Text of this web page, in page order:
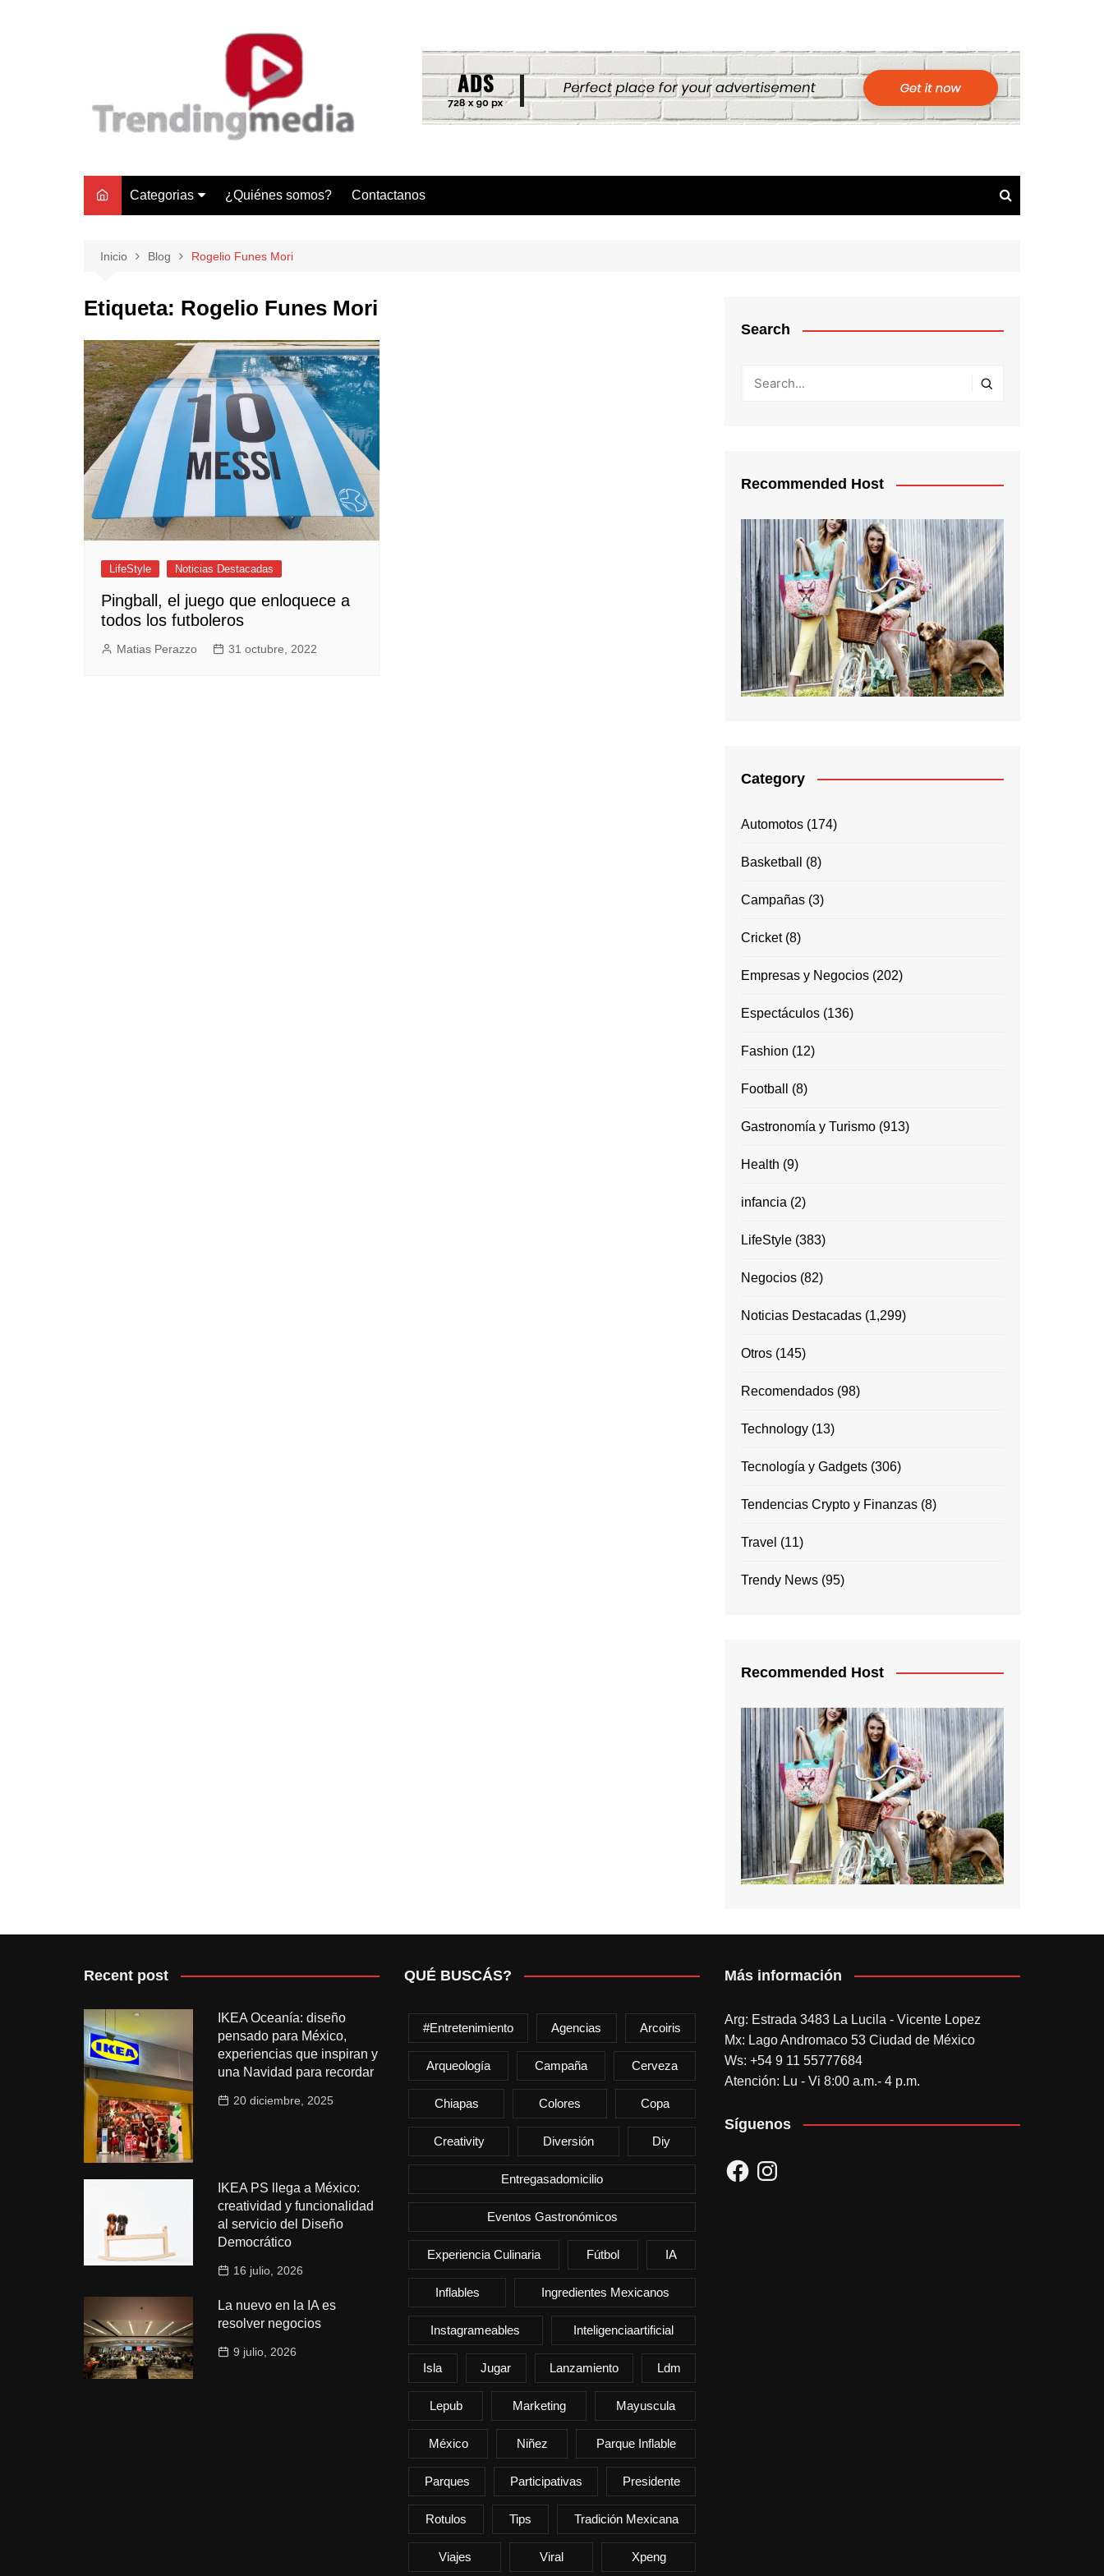
Categorias
Negocios
Lifestyle
Motores
Tecnología y Gadgets
Empresas y Negocios
Automotos
Espectáculos
Trendy News
LifeStyle
Negocios
¿Quiénes somos? Contactanos
Inicio Blog Rogelio Funes Mori
Etiqueta: Rogelio Funes Mori
LifeStyle Noticias Destacadas
Pingball, el juego que enloquece a
todos los futboleros
Matias Perazzo 31 octubre, 2022
Search
Recommended Host
Category
Automotos (174)
Basketball (8)
Campañas (3)
Cricket(8)
Empresas y Negocios (202)
Espectáculos (136)
Fashion (12)
Football (8)
Gastronomía y Turismo (913)
Health (9)
infancia (2)
LifeStyle (383)
Negocios (82)
Noticias Destacadas (1,299)
Otros (145)
Recomendados (98)
Technology (13)
Tecnología y Gadgets (306)
Tendencias Crypto y Finanzas (8)
Travel (11)
Trendy News (95)
Recommended Host
Recent post
IKEA Oceanía: diseño
pensado para México,
experiencias que inspiran y
una Navidad para recordar
20 diciembre, 2025
IKEA PS llega a México:
creatividad y funcionalidad
al servicio del Diseño
Democrático
16 julio, 2026
La nuevo en la IA es
resolver negocios
9 julio, 2026
QUÉ BUSCÁS?
#entretenimiento Agencias Arcoiris
Arqueología Campaña Cerveza
Chiapas Colores Copa
Creativity Diversión Diy
Entregasadomicilio
Eventos Gastronómicos
Experiencia Culinaria Fútbol IA
Inflables Ingredientes Mexicanos
Instagrameables Inteligenciaartificial
Isla Jugar Lanzamiento Ldm
Lepub Marketing Mayuscula
México Niñez Parque Inflable
Parques Participativas Presidente
Rotulos Tips Tradición Mexicana
Viajes Viral Xpeng
Más información
Arg: Estrada 3483 La Lucila - Vicente Lopez
Mx: Lago Andromaco 53 Ciudad de México
Ws: +54 9 11 55777684
Atención: Lu - Vi 8:00 a.m.- 4 p.m.
Síguenos
FacebookInstagram